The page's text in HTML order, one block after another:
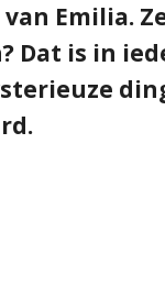
Emilia.
Dat is in